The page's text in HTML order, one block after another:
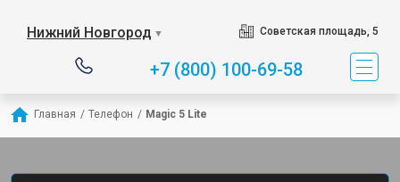
Нижний Новгород ▼ Советская площадь, 5
+7 (800) 100-69-58
Главная / Телефон / Magic 5 Lite